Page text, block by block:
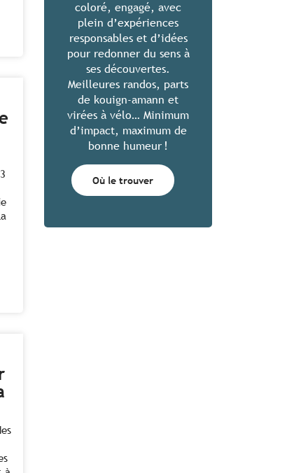
coloré, engagé, avec
plein d’expériences
responsables et d’idées
pour redonner du sens à
ses découvertes.
Meilleures randos, parts
de kouign-amann et
virées à vélo… Minimum
d’impact, maximum de
bonne humeur !
Où le trouver